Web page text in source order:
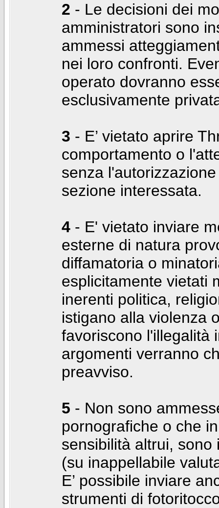
2 - Le decisioni dei
amministratori sono
ammessi
nei loro confronti.
operato dovranno
esclusivamente
3 - E’ vietato aprire
comportamento o
senza
sezione interessata.
4 - E' vietato inviare
esterne di natura
diffamatoria o
esplicitamente vietati
inerenti politica,
istigano alla violenza
favoriscono l'illegalità
argomenti verranno
preavviso.
5 - Non sono
pornografiche o che
sensibilità altrui,
(su inappellabile
E’ possibile inviare
strumenti di